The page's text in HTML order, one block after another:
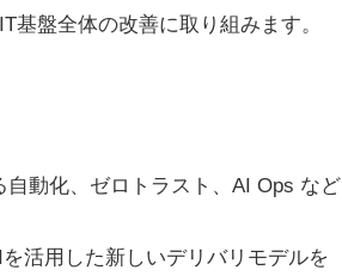
盤全体の改善に取り組みます。
動化、ゼロトラスト、AI Ops など
活用した新しいデリバリモデルを